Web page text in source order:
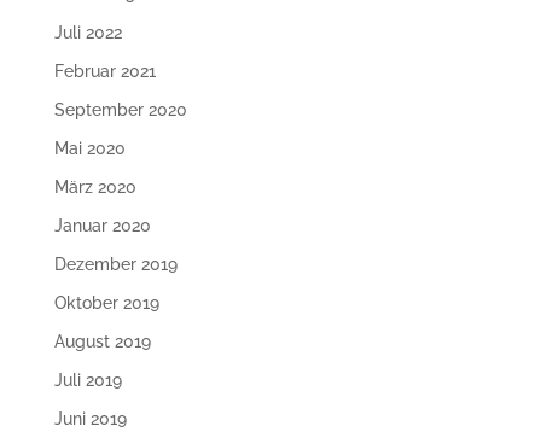
Juli 2022
Februar 2021
September 2020
Mai 2020
März 2020
Januar 2020
Dezember 2019
Oktober 2019
August 2019
Juli 2019
Juni 2019